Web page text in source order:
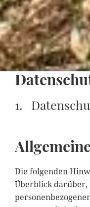
1.
Die folgenden
Überblick